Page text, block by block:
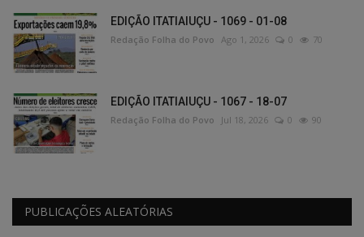
EDIÇÃO ITATIAIUÇU - 1069 - 01-08
Redação Folha do Povo Ago 1, 2026 0 70
EDIÇÃO ITATIAIUÇU - 1067 - 18-07
Redação Folha do Povo Jul 18, 2026 0 90
PUBLICAÇÕES ALEATÓRIAS